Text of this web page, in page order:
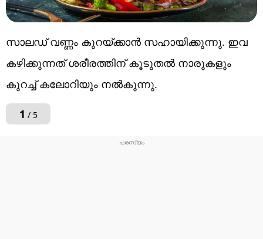
സാലഡ് വണ്ണം കുറയ്ക്കാൻ സഹായിക്കുന്നു. ഇവ
കഴിക്കുന്നത് ശരീരത്തിന് കൂടുതൽ നാരുകളും
കുറച്ച് കലോറിയും നൽകുന്നു.
1 / 5